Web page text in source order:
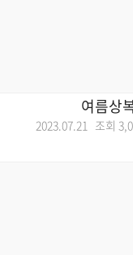
여름상
2023.07.21 조회